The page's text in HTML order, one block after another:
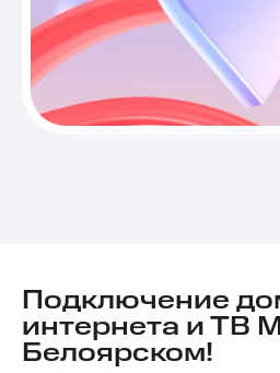
Подключение
интернета и ТВ
Белоярском!